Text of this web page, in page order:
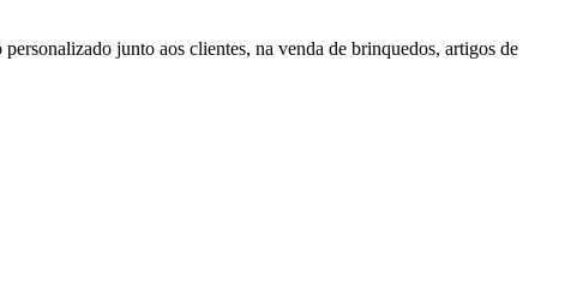
junto aos clientes, na venda de brinquedos, artigos de